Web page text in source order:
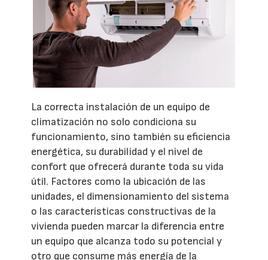
La correcta instalación de un equipo de
climatización no solo condiciona su
funcionamiento, sino también su eficiencia
energética, su durabilidad y el nivel de
confort que ofrecerá durante toda su vida
útil. Factores como la ubicación de las
unidades, el dimensionamiento del sistema
o las características constructivas de la
vivienda pueden marcar la diferencia entre
un equipo que alcanza todo su potencial y
otro que consume más energía de la